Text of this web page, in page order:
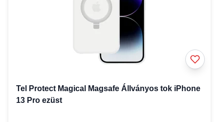
Tel Protect Magical Magsafe Állványos tok iPhone
13 Pro ezüst